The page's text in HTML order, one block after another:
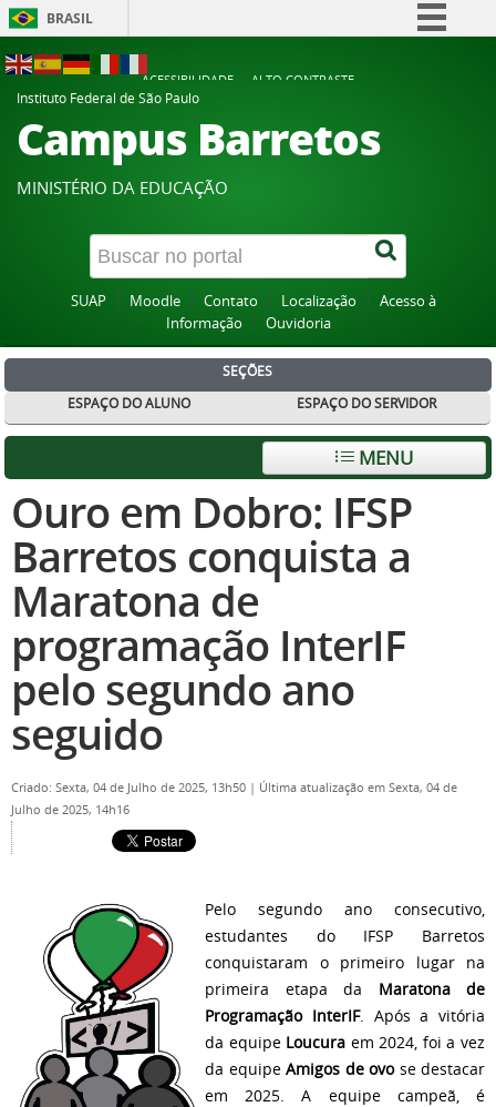
BRASIL
Participe
Acesso à informação
Canais
ACESSIBILIDADE
ALTO CONTRASTE
Instituto Federal de São Paulo
Campus Barretos
MINISTÉRIO DA EDUCAÇÃO
SUAP Moodle Contato Localização
Acesso à
Informação
Ouvidoria
SEÇÕES
ESPAÇO DO ALUNO
ESPAÇO DO SERVIDOR
MENU
Ouro em Dobro: IFSP
Barretos conquista a
Maratona de
programação InterIF
pelo segundo ano
seguido
Criado: Sexta, 04 de Julho de 2025, 13h50 | Última atualização em Sexta, 04 de
Julho de 2025, 14h16
Pelo segundo ano consecutivo,
estudantes do IFSP Barretos
conquistaram o primeiro lugar na
primeira etapa da Maratona de
Programação InterIF. Após a vitória
da equipe Loucura em 2024, foi a vez
da equipe Amigos de ovose destacar
em 2025. A equipe campeã, é